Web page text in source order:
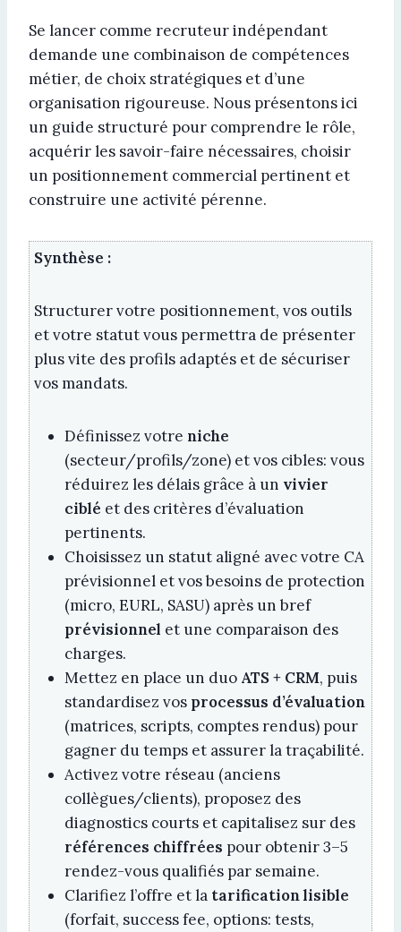
Se lancer comme recruteur indépendant
demande une combinaison de compétences
métier, de choix stratégiques et d’une
organisation rigoureuse. Nous présentons ici
un guide structuré pour comprendre le rôle,
acquérir les savoir-faire nécessaires, choisir
un positionnement commercial pertinent et
construire une activité pérenne.
Synthèse :
Structurer votre positionnement, vos outils
et votre statut vous permettra de présenter
plus vite des profils adaptés et de sécuriser
vos mandats.
Définissez votre niche
(secteur/profils/zone) et vos cibles: vous
réduirez les délais grâce à un vivier
ciblé et des critères d’évaluation
pertinents.
Choisissez un statut aligné avec votre CA
prévisionnel et vos besoins de protection
(micro, EURL, SASU) après un bref
prévisionnel et une comparaison des
charges.
Mettez en place un duo ATS + CRM, puis
standardisez vos processus d’évaluation
(matrices, scripts, comptes rendus) pour
gagner du temps et assurer la traçabilité.
Activez votre réseau (anciens
collègues/clients), proposez des
diagnostics courts et capitalisez sur des
références chiffrées pour obtenir 3–5
rendez-vous qualifiés par semaine.
Clarifiez l’offre et la tarification lisible
(forfait, success fee, options: tests,